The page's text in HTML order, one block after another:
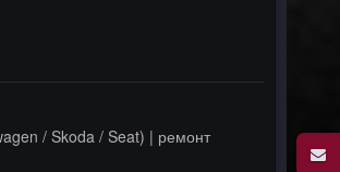
/ Skoda / Seat) | ремонт